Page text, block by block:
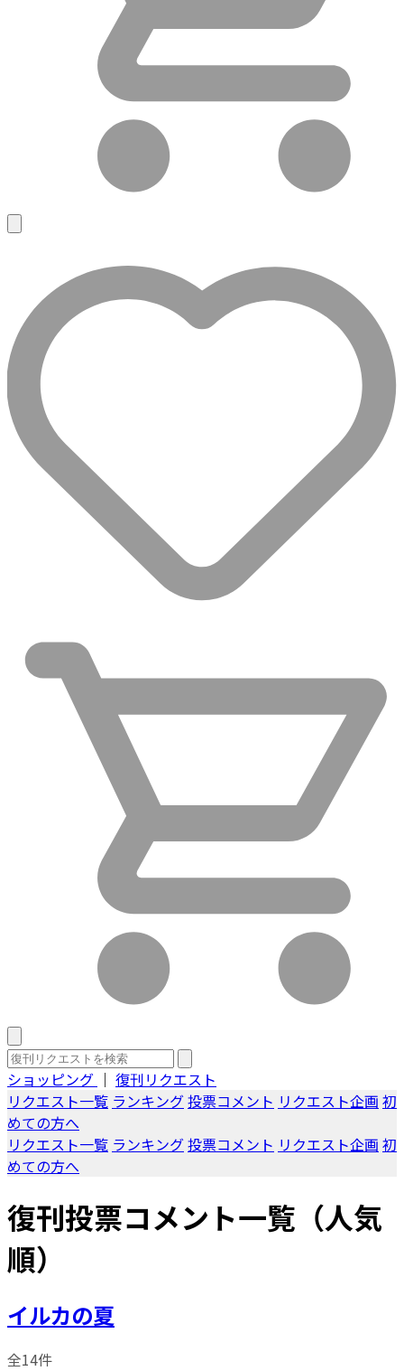
ショッピング ｜ 復刊リクエスト
リクエスト一覧 ランキング投票コメント リクエスト企画 初
めての方へ
リクエスト一覧 ランキング投票コメント リクエスト企画 初
めての方へ
復刊投票コメント一覧（人気
順）
イルカの夏
全14件